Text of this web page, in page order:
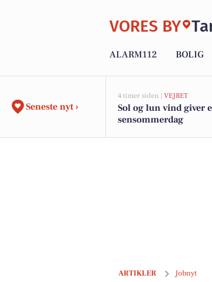
VORES BY
ALARM112 BOLIG
Seneste nyt ›
4 timer siden | VEJRET
Sol og lun vind giver
sensommerdag
ARTIKLER Jobnyt
Bliv lagermedarbejder